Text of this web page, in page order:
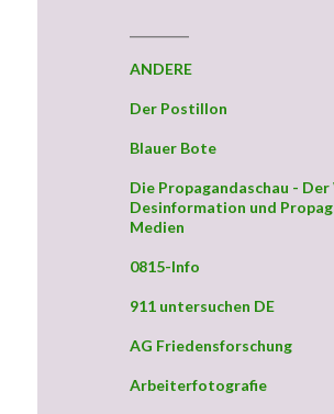
ANDERE
Der Postillon
Blauer Bote
Die Propagandaschau -
Desinformation und
Medien
0815-Info
911 untersuchen DE
AG Friedensforschung
Arbeiterfotografie